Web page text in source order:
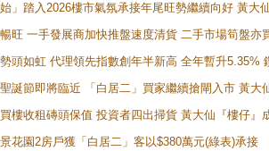
」踏入2026樓市氣氛承接年尾旺勢繼續向好 黃
旺 一手發展商加快推盤速度清貨 二手市場筍盤
頭如虹 代理領先指數創年半新高 全年暫升5.35%
誕節即將臨近 「白居二」買家繼續搶閘入市 黃
樓收租磚頭保值 投資者四出掃貨 黃大仙『樓仔
花園2房戶獲「白居二」客以$380萬元(綠表)承接